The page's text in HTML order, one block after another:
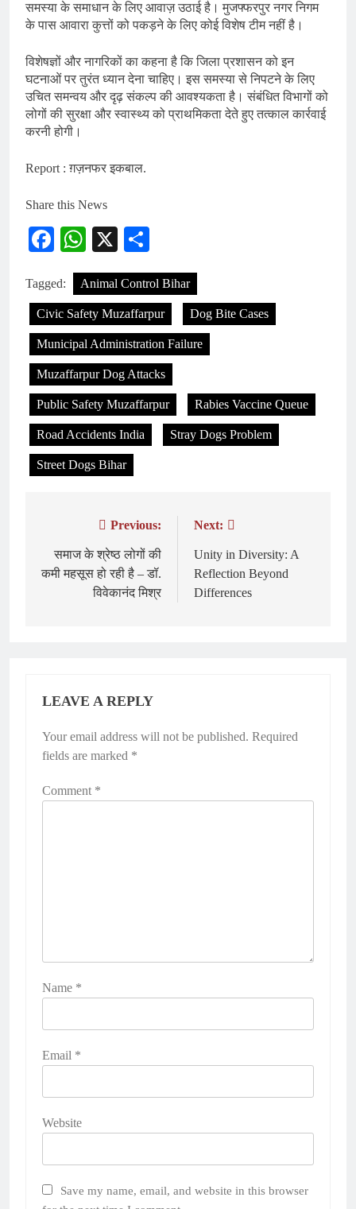
समस्या के समाधान के लिए आवाज़ उठाई है। मुजफ्फरपुर नगर निगम
के पास आवारा कुत्तों को पकड़ने के लिए कोई विशेष टीम नहीं है।
विशेषज्ञों और नागरिकों का कहना है कि जिला प्रशासन को इन
घटनाओं पर तुरंत ध्यान देना चाहिए। इस समस्या से निपटने के लिए
उचित समन्वय और दृढ़ संकल्प की आवश्यकता है। संबंधित विभागों को
लोगों की सुरक्षा और स्वास्थ्य को प्राथमिकता देते हुए तत्काल कार्रवाई
करनी होगी।
Report : ग़ज़नफर इकबाल.
Share this News
Facebook
WhatsApp
X
Tagged: Animal Control Bihar
Civic Safety Muzaffarpur Dog Bite Cases
Municipal Administration Failure
Muzaffarpur Dog Attacks
Public Safety Muzaffarpur Rabies Vaccine Queue
Road Accidents India Stray Dogs Problem
Street Dogs Bihar
navigation
Previous:
समाज के श्रेष्ठ लोगों की
कमी महसूस हो रही है – डॉ.
विवेकानंद मिश्र
Next:
Unity in Diversity: A
Reflection Beyond
Differences
LEAVE A REPLY
Your email address will not be published. Required
fields are marked *
Comment *
Name *
Email *
Website
Save my name, email, and website in this browser